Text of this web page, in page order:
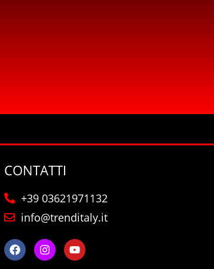
CONTATTI
+39 03621971132
info@trenditaly.it